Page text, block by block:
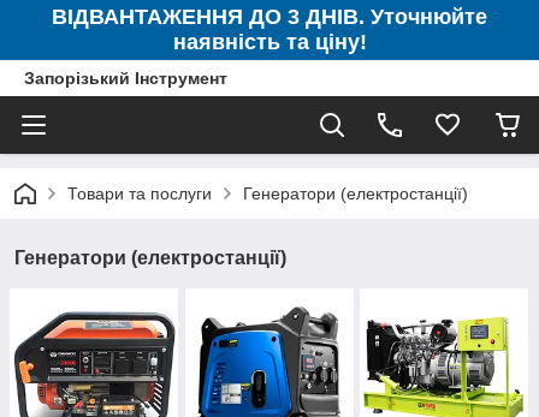
ВІДВАНТАЖЕННЯ ДО 3 ДНІВ. Уточнюйте
наявність та ціну!
Запорізький Інструмент
Товари та послуги Генератори (електростанції)
Генератори (електростанції)